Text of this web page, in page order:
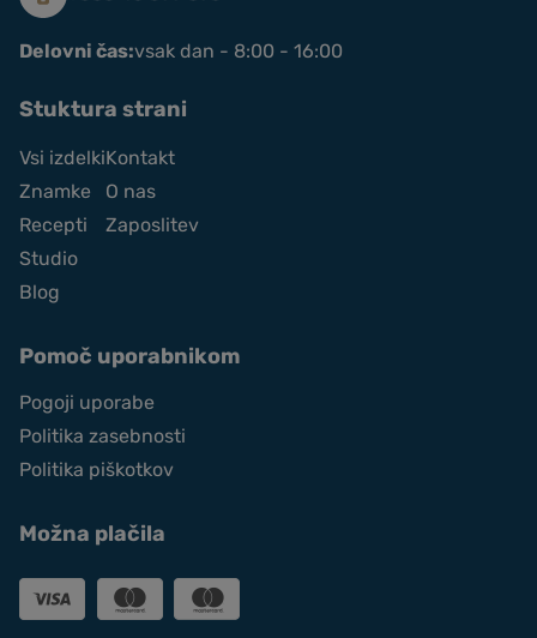
Delovni čas:vsak dan - 8:00 - 16:00
Stuktura strani
Vsi izdelki
Znamke
Recepti
Studio
Blog
Kontakt
O nas
Zaposlitev
Pomoč uporabnikom
Pogoji uporabe
Politika zasebnosti
Politika piškotkov
Možna plačila